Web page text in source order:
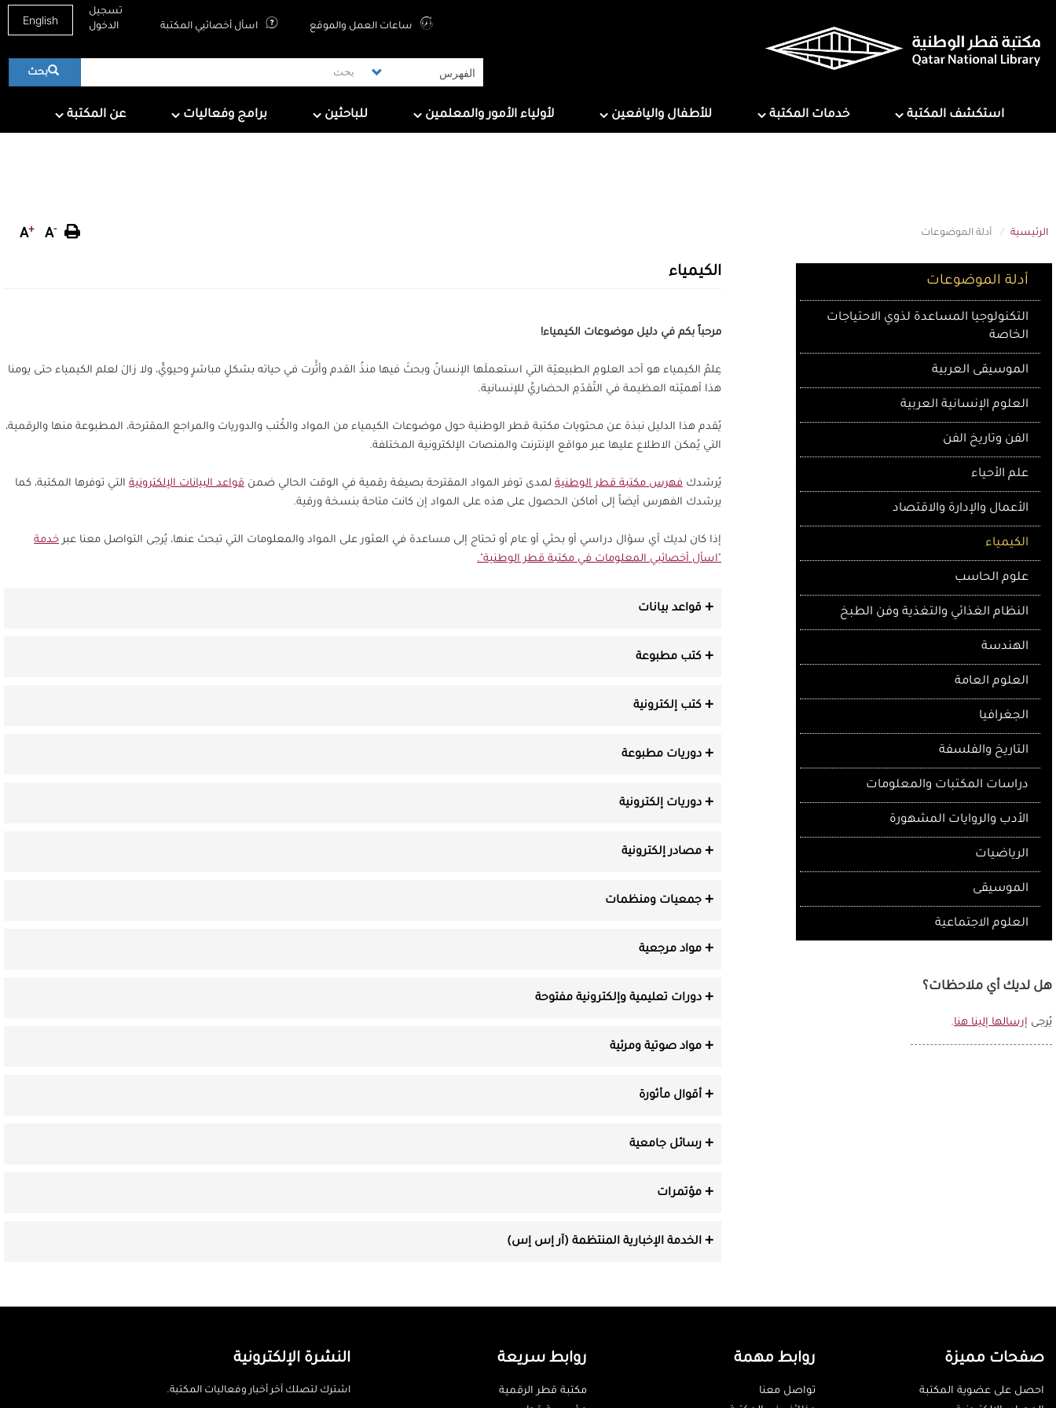
المحتوى
English ساعات العمل والموقع اسأل أخصائيي المكتبة
تسجيل
الدخول
بحث
Explore Library
استكشف المكتبة
Services
خدمات المكتبة
For Children And Teens
للأطفال واليافعين
For Parents & Educators
لأولياء الأمور والمعلمين
For Researchers
للباحثين
Programs & Events
برامج وفعاليات
About QNL
عن المكتبة
الرئيسية أدلة الموضوعات A+ A-
Subject Guides
أدلة الموضوعات
التكنولوجيا المساعدة لذوي الاحتياجات
الخاصة
الموسيقى العربية
العلوم الإنسانية العربية
الفن وتاريخ الفن
علم الأحياء
الأعمال والإدارة والاقتصاد
الكيمياء
علوم الحاسب
النظام الغذائي والتغذية وفن الطبخ
الهندسة
العلوم العامة
الجغرافيا
التاريخ والفلسفة
دراسات المكتبات والمعلومات
الأدب والروايات المشهورة
الرياضيات
الموسيقى
العلوم الاجتماعية
هل لديك أي ملاحظات؟
يُرجى إرسالها إلينا هنا.
الكيمياء
مرحباً بكم في دليل موضوعات الكيمياء!
عِلمُ الكيمياء هو أحد العلومِ الطبيعيّة التي استعملَها الإنسانُ وبحثَ فيها منذُ القدم وأثَّرت في حياته بشكلٍ مباشرٍ وحيويٍّ، ولا زالَ لعلم الكيمياء حتى يومنا
هذا أهميّته العظيمة في التّقدّمِ الحضاريِّ للإنسانية.
يُقدم هذا الدليل نبذة عن محتويات مكتبة قطر الوطنية حول موضوعات الكيمياء من المواد والكُتب والدوريات والمراجع المقترحة، المطبوعة منها والرقمية،
التي يُمكن الاطلاع عليها عبر مواقع الإنترنت والمنصات الإلكترونية المختلفة.
يُرشدك فهرس مكتبة قطر الوطنية لمدى توفر المواد المقترحة بصيغة رقمية في الوقت الحالي ضمن قواعد البيانات الإلكترونية التي توفرها المكتبة، كما
يرشدك الفهرس أيضاً إلى أماكن الحصول على هذه على المواد إن كانت متاحة بنسخة ورقية.
إذا كان لديك أي سؤال دراسي أو بحثي أو عام أو تحتاج إلى مساعدة في العثور على المواد والمعلومات التي تبحث عنها، يُرجى التواصل معنا عبرخدمة
"اسأل أخصائيي المعلومات في مكتبة قطر الوطنية".
قواعد بيانات
كتب مطبوعة
كتب إلكترونية
دوريات مطبوعة
دوريات إلكترونية
مصادر إلكترونية
جمعيات ومنظمات
مواد مرجعية
دورات تعليمية وإلكترونية مفتوحة
مواد صوتية ومرئية
أقوال مأثورة
رسائل جامعية
مؤتمرات
الخدمة الإخبارية المنتظمة (آر إس إس)
صفحات مميزة
احصل على عضوية المكتبة
روابط مهمة
تواصل معنا
روابط سريعة
مكتبة قطر الرقمية
النشرة الإلكترونية
اشترك لتصلك آخر أخبار وفعاليات المكتبة.